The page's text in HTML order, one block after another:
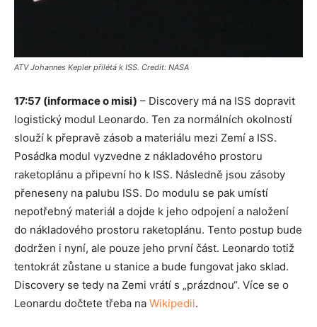
ATV Johannes Kepler přilétá k ISS. Credit: NASA
17:57 (informace o misi) – Discovery má na ISS dopravit
logistický modul Leonardo. Ten za normálních okolností
slouží k přepravě zásob a materiálu mezi Zemí a ISS.
Posádka modul vyzvedne z nákladového prostoru
raketoplánu a připevní ho k ISS. Následně jsou zásoby
přeneseny na palubu ISS. Do modulu se pak umístí
nepotřebný materiál a dojde k jeho odpojení a naložení
do nákladového prostoru raketoplánu. Tento postup bude
dodržen i nyní, ale pouze jeho první část. Leonardo totiž
tentokrát zůstane u stanice a bude fungovat jako sklad.
Discovery se tedy na Zemi vrátí s „prázdnou“. Více se o
Leonardu dočtete třeba na Wikipedii.